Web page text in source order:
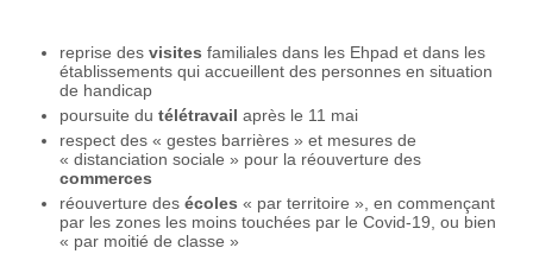
reprise des visites familiales dans les Ehpad et dans les
établissements qui accueillent des personnes en situation
de handicap
poursuite du télétravail après le 11 mai
respect des « gestes barrières » et mesures de
« distanciation sociale » pour la réouverture des
commerces
réouverture des écoles « par territoire », en commençant
par les zones les moins touchées par le Covid-19, ou bien
« par moitié de classe »